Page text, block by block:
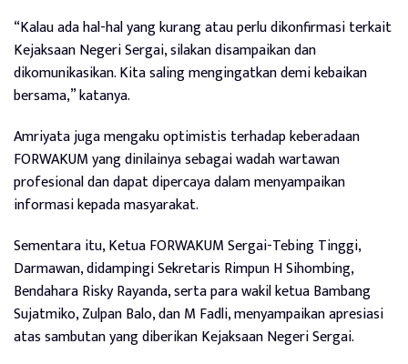
“Kalau ada hal-hal yang kurang atau perlu dikonfirmasi terkait
Kejaksaan Negeri Sergai, silakan disampaikan dan
dikomunikasikan. Kita saling mengingatkan demi kebaikan
bersama,” katanya.
Amriyata juga mengaku optimistis terhadap keberadaan
FORWAKUM yang dinilainya sebagai wadah wartawan
profesional dan dapat dipercaya dalam menyampaikan
informasi kepada masyarakat.
Sementara itu, Ketua FORWAKUM Sergai-Tebing Tinggi,
Darmawan, didampingi Sekretaris Rimpun H Sihombing,
Bendahara Risky Rayanda, serta para wakil ketua Bambang
Sujatmiko, Zulpan Balo, dan M Fadli, menyampaikan apresiasi
atas sambutan yang diberikan Kejaksaan Negeri Sergai.